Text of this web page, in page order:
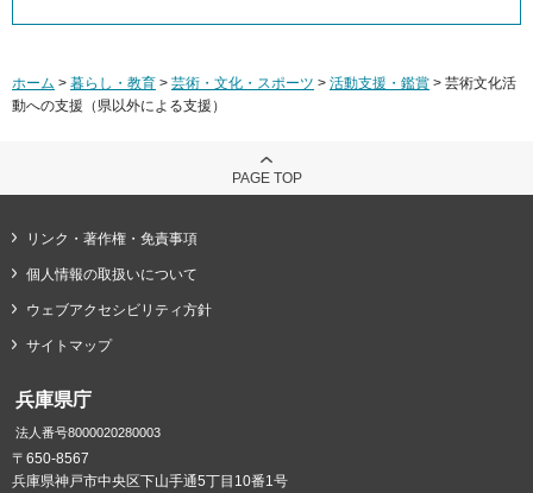
ホーム > 暮らし・教育 > 芸術・文化・スポーツ > 活動支援・鑑賞 > 芸術文化活
動への支援（県以外による支援）
PAGE TOP
リンク・著作権・免責事項
個人情報の取扱いについて
ウェブアクセシビリティ方針
サイトマップ
兵庫県庁
法人番号8000020280003
〒650-8567
兵庫県神戸市中央区下山手通5丁目10番1号